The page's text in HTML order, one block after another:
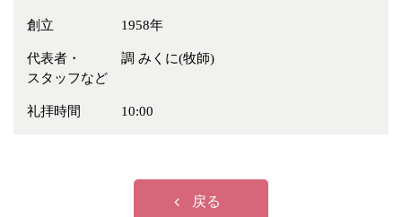
冠婚葬祭
教団教派
創立 1958年
代表者・
スタッフなど
調 みくに(牧師)
礼拝時間 10:00
戻る